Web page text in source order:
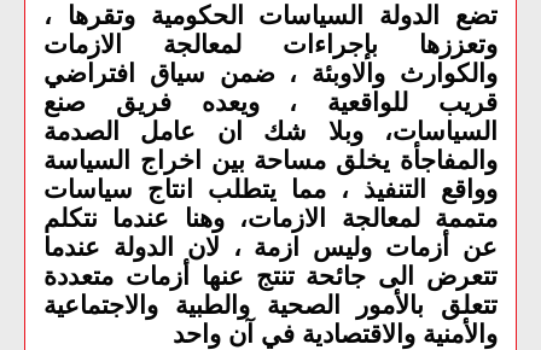
تضع الدولة السياسات الحكومية وتقرها ،
وتعززها بإجراءات لمعالجة الازمات
والكوارث والاوبئة ، ضمن سياق افتراضي
قريب للواقعية ، ويعده فريق صنع
السياسات، وبلا شك ان عامل الصدمة
والمفاجأة يخلق مساحة بين اخراج السياسة
وواقع التنفيذ ، مما يتطلب انتاج سياسات
متممة لمعالجة الازمات، وهنا عندما نتكلم
عن أزمات وليس ازمة ، لان الدولة عندما
تتعرض الى جائحة تنتج عنها أزمات متعددة
تتعلق بالأمور الصحية والطبية والاجتماعية
والأمنية والاقتصادية في آن واحد